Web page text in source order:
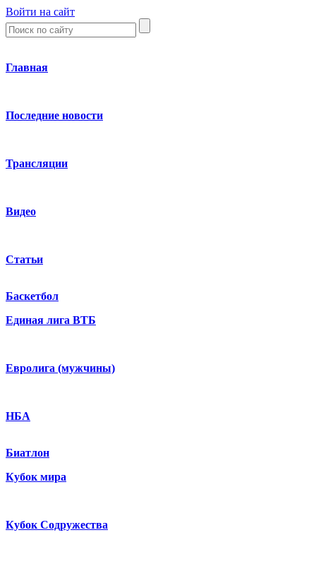
Войти на сайт
Главная
Последние новости
Трансляции
Видео
Статьи
Баскетбол
Единая лига ВТБ
Евролига (мужчины)
НБА
Биатлон
Кубок мира
Кубок Содружества